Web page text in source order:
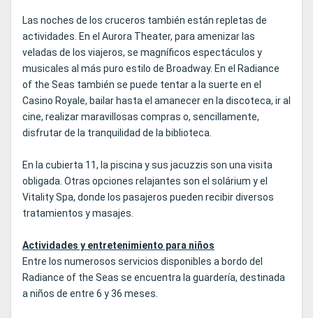
Las noches de los cruceros también están repletas de
actividades. En el Aurora Theater, para amenizar las
veladas de los viajeros, se magníficos espectáculos y
musicales al más puro estilo de Broadway. En el Radiance
of the Seas también se puede tentar a la suerte en el
Casino Royale, bailar hasta el amanecer en la discoteca, ir al
cine, realizar maravillosas compras o, sencillamente,
disfrutar de la tranquilidad de la biblioteca.
En la cubierta 11, la piscina y sus jacuzzis son una visita
obligada. Otras opciones relajantes son el solárium y el
Vitality Spa, donde los pasajeros pueden recibir diversos
tratamientos y masajes.
Actividades y entretenimiento para niños
Entre los numerosos servicios disponibles a bordo del
Radiance of the Seas se encuentra la guardería, destinada
a niños de entre 6 y 36 meses.